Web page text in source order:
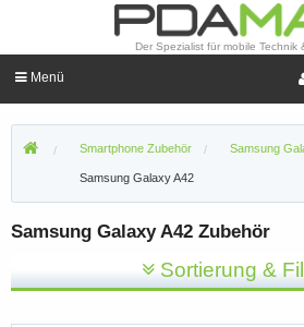
Der Spezialist für mobile Technik
Menü
Smartphone Zubehör Samsung
Samsung Galaxy A42
Samsung Galaxy A42 Zubehör
Sortierung &